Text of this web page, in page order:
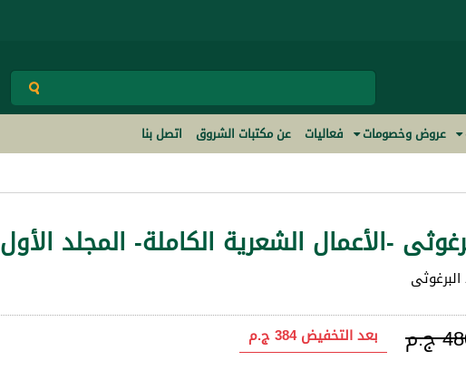
عروض وخصومات فعاليات عن مكتبات الشروق اتصل بنا
-الأعمال الشعرية الكاملة- المجلد الأول
ج.م بعد التخفيض384 ج.م